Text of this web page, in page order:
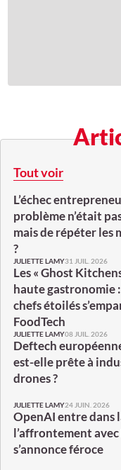
Tout voir
L’échec
problème n’était
mais de répéter les
?
JULIETTE LAMY31 JUIL. 2026
Les « Ghost
haute gastronomie
chefs étoilés
FoodTech
JULIETTE LAMY08 JUIL. 2026
Deftech
est-elle prête à
drones ?
JULIETTE LAMY24 JUIN. 2026
OpenAI entre dans
l’affrontement
s’annonce féroce